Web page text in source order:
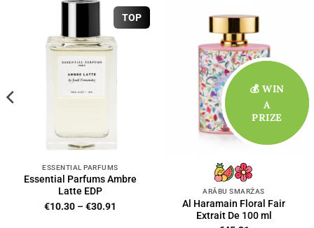
TOP
ESSENTIAL PARFUMS
Essential Parfums Ambre
Latte EDP
€10.30 – €30.91
ARĀBU SMARŽAS
Al Haramain Floral Fair
Extrait De 100 ml
💰 WIN
A
PRIZE
💰 WIN
A
PRIZE